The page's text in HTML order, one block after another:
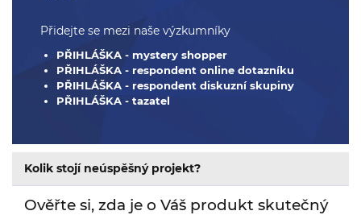
Přidejte se mezi naše výzkumníky
PŘIHLÁŠKA - mystery shopper
PŘIHLÁŠKA - respondent online dotazníku
PŘIHLÁŠKA - respondent diskuzní skupiny
PŘIHLÁŠKA - tazatel
Kolik stojí neúspěšný projekt?
Ověřte si, zda je o Váš produkt skutečný